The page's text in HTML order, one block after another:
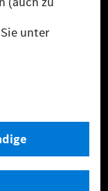
Standorte